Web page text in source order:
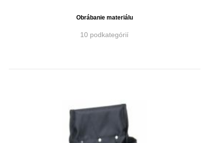
Obrábanie materiálu
10 podkategórií